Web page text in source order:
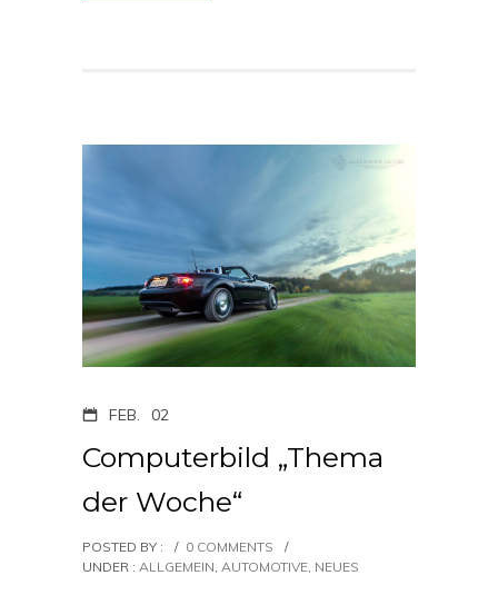
FEB. 02
Computerbild „Thema
der Woche“
POSTED BY : / 0 COMMENTS
/
UNDER : ALLGEMEIN, AUTOMOTIVE, NEUES